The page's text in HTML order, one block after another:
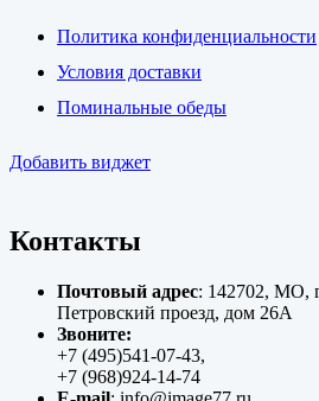
Политика конфиденциальности
Условия доставки
Поминальные обеды
Добавить виджет
Контакты
Почтовый адрес: 142702, МО,
Петровский проезд, дом 26А
Звоните:
+7 (495)541-07-43,
+7 (968)924-14-74